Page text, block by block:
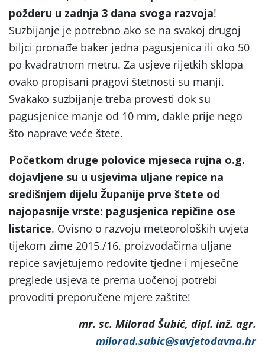
požderu u zadnja 3 dana svoga razvoja!
Suzbijanje je potrebno ako se na svakoj drugoj
biljci pronađe baker jedna pagusjenica ili oko 50
po kvadratnom metru. Za usjeve rijetkih sklopa
ovako propisani pragovi štetnosti su manji.
Svakako suzbijanje treba provesti dok su
pagusjenice manje od 10 mm, dakle prije nego
što naprave veće štete.
Početkom druge polovice mjeseca rujna o.g.
dojavljene su u usjevima uljane repice na
središnjem dijelu Županije prve štete od
najopasnije vrste: pagusjenica repičine ose
listarice. Ovisno o razvoju meteoroloških uvjeta
tijekom zime 2015./16. proizvođačima uljane
repice savjetujemo redovite tjedne i mjesečne
preglede usjeva te prema uočenoj potrebi
provoditi preporučene mjere zaštite!
mr. sc. Milorad Šubić, dipl. inž. agr.
milorad.subic@savjetodavna.hr